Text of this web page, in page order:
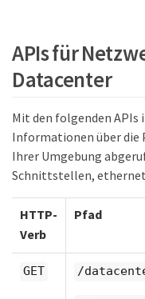
APIs für
Datacenter
Mit den folgenden
Informationen über
Ihrer Umgebung
Schnittstellen,
HTTP-
Verb
Pfad
GET /